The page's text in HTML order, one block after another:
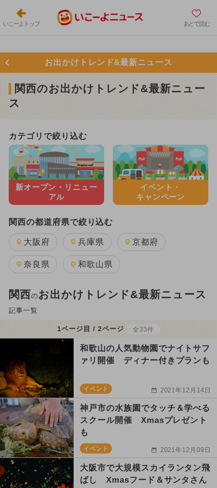
いこーよトップ あとで読む
お出かけトレンド&最新ニュース
関西のお出かけトレンド&最新ニュー
ス
カテゴリで絞り込む
新オープン・ リニュー
アル
イベント・
キャンペーン
関西の都道府県で絞り込む
大阪府 兵庫県 京都府
奈良県 和歌山県
関西のお出かけトレンド&最新ニュース
記事一覧
1ページ目 / 2ページ 全33件
和歌山の人気動物園でナイトサフ
ァリ開催 ディナー付きプランも
イベント 2021年12月14日
神戸市の水族園でタッチ＆学べる
スクール開催 Xmasプレゼント
も
イベント 2021年12月09日
大阪市で大規模スカイランタン飛
ばし Xmasフード＆サンタさん